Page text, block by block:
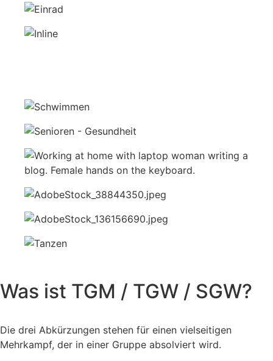
Was ist TGM / TGW / SGW?
Die drei Abkürzungen stehen für einen vielseitigen
Mehrkampf, der in einer Gruppe absolviert wird.